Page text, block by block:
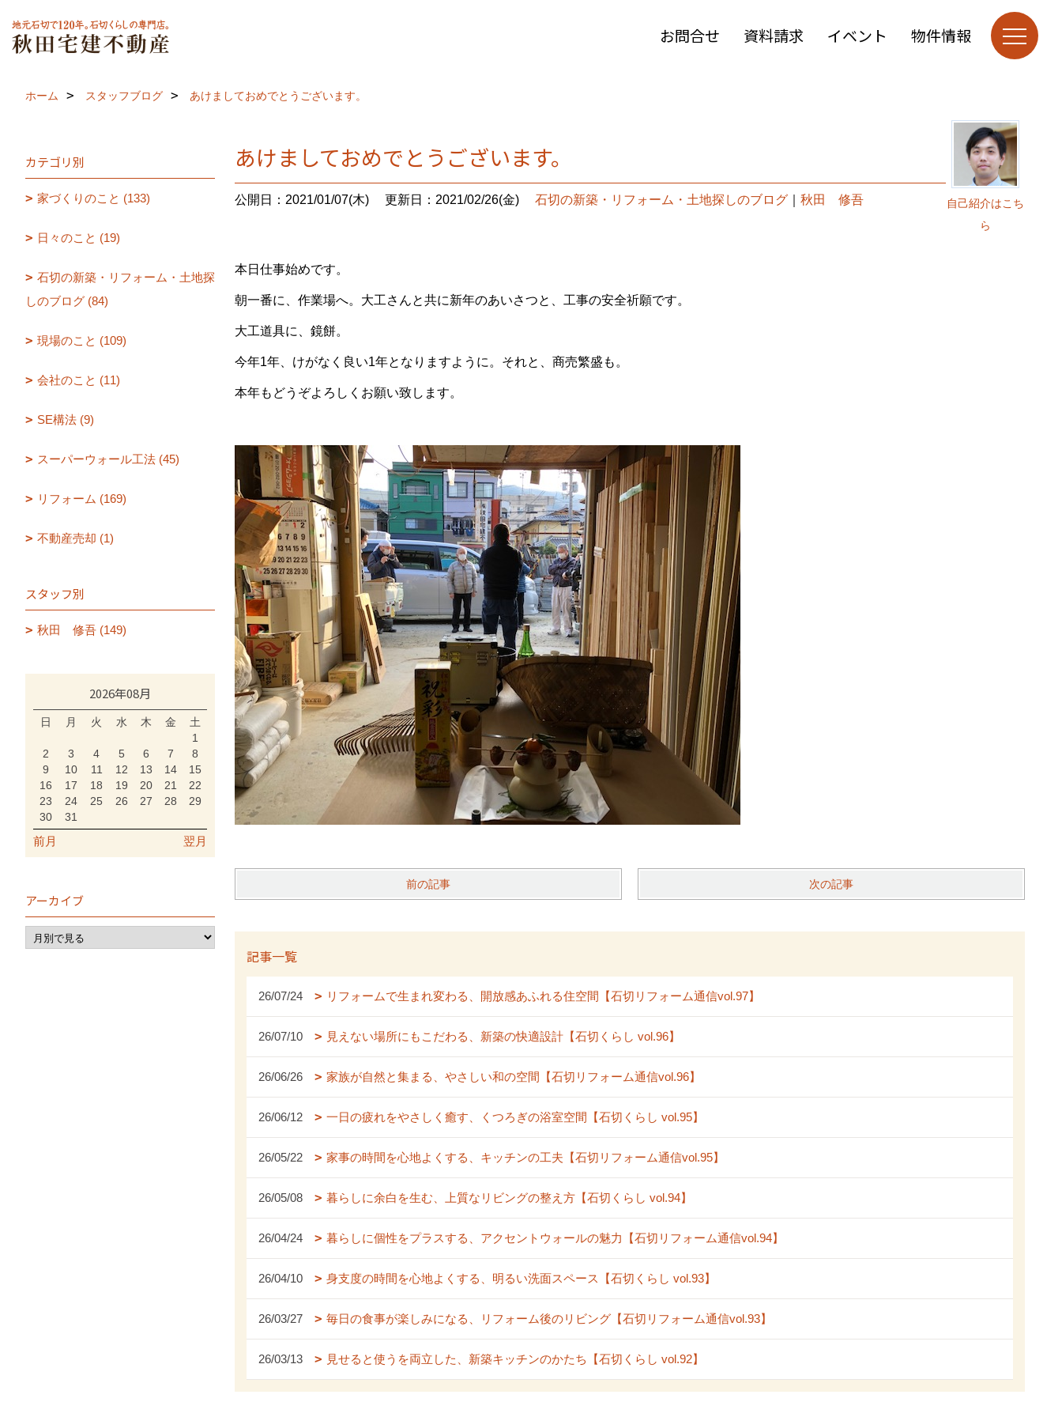
お問合せ 資料請求 イベント 物件情報
ホーム スタッフブログ あけましておめでとうございます。
自己紹介はこち
ら
あけましておめでとうございます。
公開日：2021/01/07(木) 更新日：2021/02/26(金) 石切の新築・リフォーム・土地探しのブログ 秋田 修吾
本日仕事始めです。
朝一番に、作業場へ。大工さんと共に新年のあいさつと、工事の安全祈願です。
大工道具に、鏡餅。
今年1年、けがなく良い1年となりますように。それと、商売繁盛も。
本年もどうぞよろしくお願い致します。
前の記事 次の記事
記事一覧
26/07/24 リフォームで生まれ変わる、開放感あふれる住空間【石切リフォーム通信vol.97】
26/07/10 見えない場所にもこだわる、新築の快適設計【石切くらし vol.96】
26/06/26 家族が自然と集まる、やさしい和の空間【石切リフォーム通信vol.96】
26/06/12 一日の疲れをやさしく癒す、くつろぎの浴室空間【石切くらし vol.95】
26/05/22 家事の時間を心地よくする、キッチンの工夫【石切リフォーム通信vol.95】
26/05/08 暮らしに余白を生む、上質なリビングの整え方【石切くらし vol.94】
26/04/24 暮らしに個性をプラスする、アクセントウォールの魅力【石切リフォーム通信vol.94】
26/04/10 身支度の時間を心地よくする、明るい洗面スペース【石切くらし vol.93】
26/03/27 毎日の食事が楽しみになる、リフォーム後のリビング【石切リフォーム通信vol.93】
26/03/13 見せると使うを両立した、新築キッチンのかたち【石切くらし vol.92】
カテゴリ別
家づくりのこと (133)
日々のこと (19)
石切の新築・リフォーム・土地探
しのブログ (84)
現場のこと (109)
会社のこと (11)
SE構法 (9)
スーパーウォール工法 (45)
リフォーム (169)
不動産売却 (1)
スタッフ別
秋田 修吾 (149)
2026年08月
日 月 火 水 木 金
土
1
2
3 4 5 6 7
8
9
10 11 12 13 14
15
16
17 18 19 20 21
22
23
24 25 26 27 28
29
30
31
前月 翌月
アーカイブ